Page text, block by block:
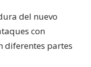
del nuevo
con
diferentes partes